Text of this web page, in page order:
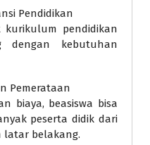
Pendidikan
kurikulum pendidikan
dengan kebutuhan
Pemerataan
biaya, beasiswa bisa
peserta didik dari
latar belakang.